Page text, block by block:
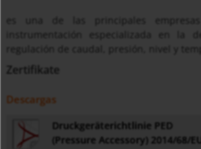
instrumentación especializada en la
regulación de caudal, presión, nivel y
Zertifikate
Descargas
Druckgeräterichtlinie PED
(Pressure Accessory) 2014/68/